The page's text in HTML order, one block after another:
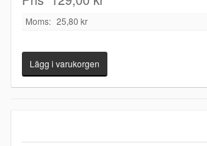
Moms: 25,80 kr